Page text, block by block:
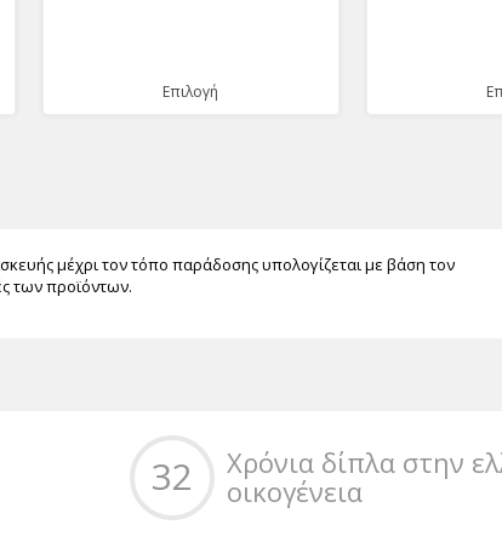
Επιλογή
μέχρι τον τόπο παράδοσης υπολογίζεται με βάση τον
των προϊόντων.
32
Χρόνια δίπλα στην
οικογένεια